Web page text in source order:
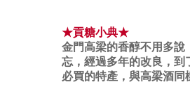
★貢糖小典★
金門高梁的香醇不用多說
忘，經過多年的改良，到
必買的特產，與高梁酒同